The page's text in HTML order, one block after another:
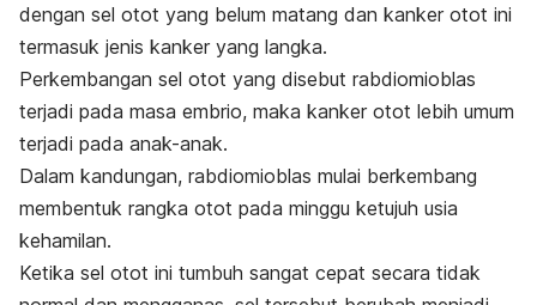
dengan sel otot yang belum matang dan kanker otot ini
termasuk jenis kanker yang langka.
Perkembangan sel otot yang disebut rabdiomioblas
terjadi pada masa embrio, maka kanker otot lebih umum
terjadi pada anak-anak.
Dalam kandungan, rabdiomioblas mulai berkembang
membentuk rangka otot pada minggu ketujuh usia
kehamilan.
Ketika sel otot ini tumbuh sangat cepat secara tidak